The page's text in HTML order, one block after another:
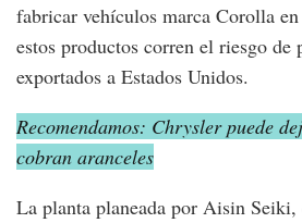
fabricar vehículos marca Corolla
estos productos corren el riesgo de
exportados a Estados Unidos.
Recomendamos: Chrysler puede
cobran aranceles
La planta planeada por Aisin Seiki,